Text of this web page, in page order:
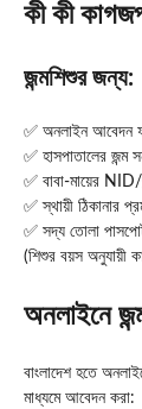
কী কী
জন্মশিশুর জন্য:
✅ অনলাইন আবেদন
✅ হাসপাতালের জন্ম
✅ বাবা-মায়ের
✅ স্থায়ী ঠিকানার
✅ সদ্য তোলা
(শিশুর বয়স অনুযায়ী
অনলাইনে
বাংলাদেশ হতে
মাধ্যমে আবেদন করা: